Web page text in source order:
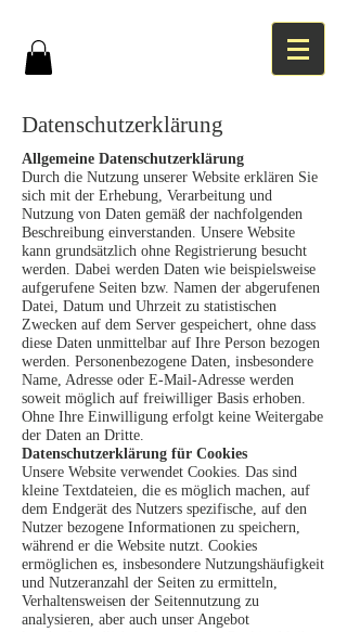
Datenschutzerklärung
Allgemeine Datenschutzerklärung
Durch die Nutzung unserer Website erklären Sie
sich mit der Erhebung, Verarbeitung und
Nutzung von Daten gemäß der nachfolgenden
Beschreibung einverstanden. Unsere Website
kann grundsätzlich ohne Registrierung besucht
werden. Dabei werden Daten wie beispielsweise
aufgerufene Seiten bzw. Namen der abgerufenen
Datei, Datum und Uhrzeit zu statistischen
Zwecken auf dem Server gespeichert, ohne dass
diese Daten unmittelbar auf Ihre Person bezogen
werden. Personenbezogene Daten, insbesondere
Name, Adresse oder E-Mail-Adresse werden
soweit möglich auf freiwilliger Basis erhoben.
Ohne Ihre Einwilligung erfolgt keine Weitergabe
der Daten an Dritte.
Datenschutzerklärung für Cookies
Unsere Website verwendet Cookies. Das sind
kleine Textdateien, die es möglich machen, auf
dem Endgerät des Nutzers spezifische, auf den
Nutzer bezogene Informationen zu speichern,
während er die Website nutzt. Cookies
ermöglichen es, insbesondere Nutzungshäufigkeit
und Nutzeranzahl der Seiten zu ermitteln,
Verhaltensweisen der Seitennutzung zu
analysieren, aber auch unser Angebot